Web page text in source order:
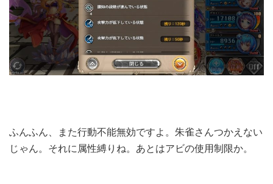
ふんふん、また行動不能無効ですよ。朱雀さんつかえない
じゃん。それに属性縛りね。あとはアビの使用制限か。